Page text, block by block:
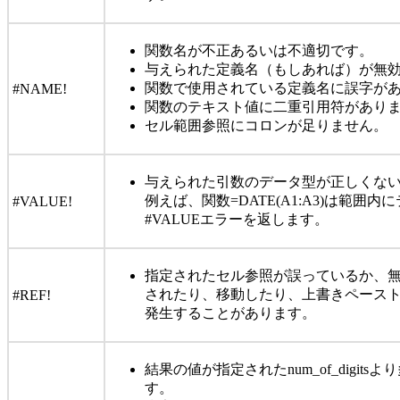
#NAME!
関数名が不正あるいは不適切です。
与えられた定義名（もしあれば）が無
関数で使用されている定義名に誤字が
関数のテキスト値に二重引用符があり
セル範囲参照にコロンが足りません。
#VALUE!
与えられた引数のデータ型が正しくな
例えば、関数=DATE(A1:A3)は範囲内
#VALUEエラーを返します。
#REF!
指定されたセル参照が誤っているか、
されたり、移動したり、上書きペース
発生することがあります。
結果の値が指定されたnum_of_digitsよ
す。